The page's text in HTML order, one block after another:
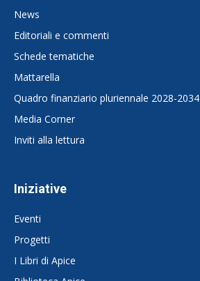
News
Editoriali e commenti
Schede tematiche
Mattarella
Quadro finanziario pluriennale 2028-2034
Media Corner
Inviti alla lettura
Iniziative
Eventi
Progetti
I Libri di Apice